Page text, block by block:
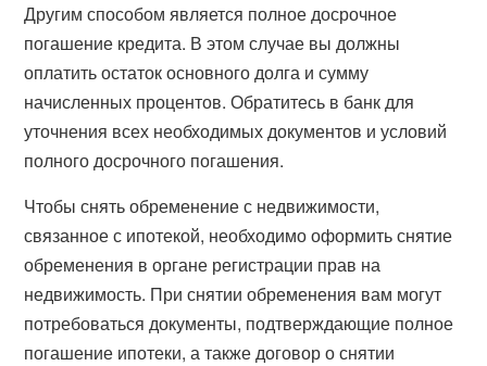
Другим способом является полное досрочное
погашение кредита. В этом случае вы должны
оплатить остаток основного долга и сумму
начисленных процентов. Обратитесь в банк для
уточнения всех необходимых документов и условий
полного досрочного погашения.
Чтобы снять обременение с недвижимости,
связанное с ипотекой, необходимо оформить снятие
обременения в органе регистрации прав на
недвижимость. При снятии обременения вам могут
потребоваться документы, подтверждающие полное
погашение ипотеки, а также договор о снятии